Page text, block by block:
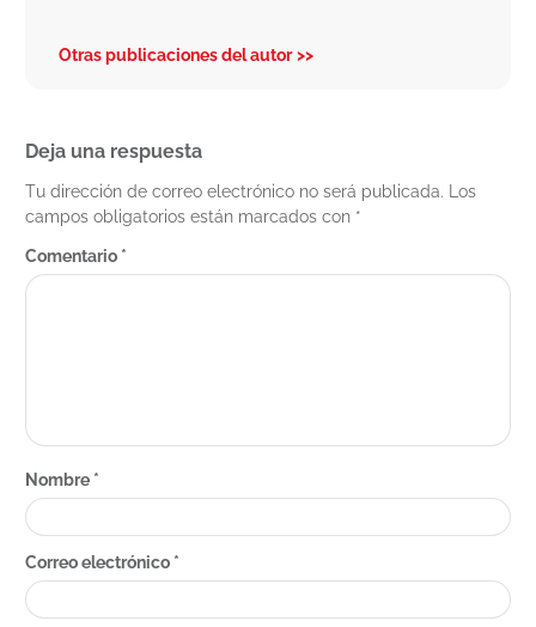
Otras publicaciones del autor
Deja una respuesta
Tu dirección de correo electrónico no será publicada. Los
campos obligatorios están marcados con *
Comentario *
Nombre *
Correo electrónico *